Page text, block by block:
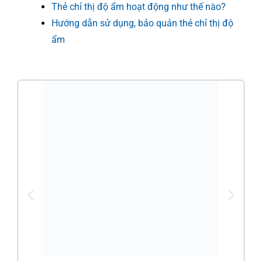
Thẻ chỉ thị độ ẩm hoạt động như thế nào?
Hướng dẫn sử dụng, bảo quản thẻ chỉ thị độ
ẩm